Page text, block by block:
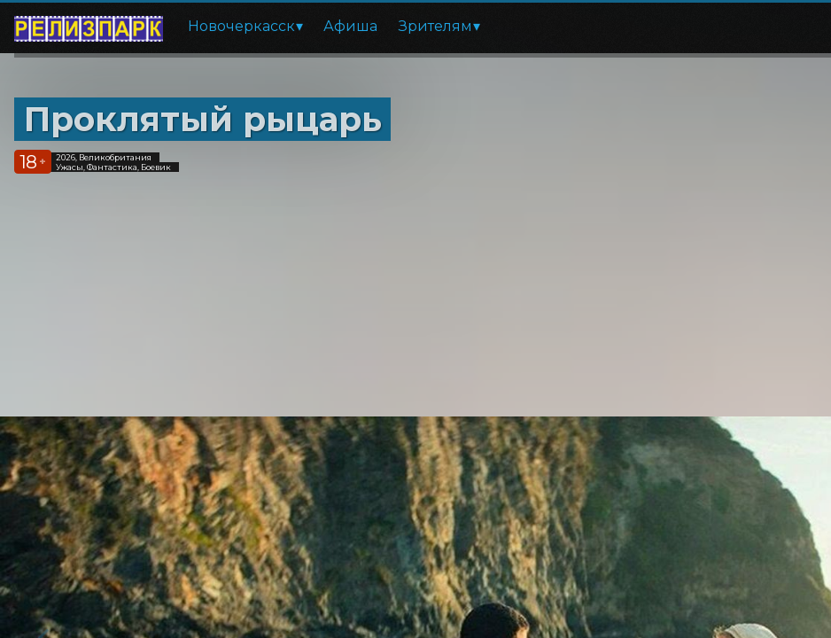
Новочеркасск Афиша Зрителям
Проклятый рыцарь
18 +
2026, Великобритания
Ужасы, Фантастика, Боевик